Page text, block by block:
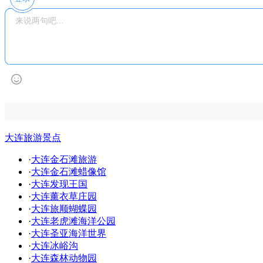
大连旅游景点
·大连金石滩旅游
·大连金石滩蜡像馆
·大连发现王国
·大连薰衣草庄园
·大连旅顺蝴蝶园
·大连老虎滩海洋公园
·大连圣亚海洋世界
·大连冰峪沟
·大连森林动物园